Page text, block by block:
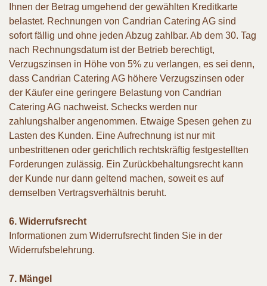
Ihnen der Betrag umgehend der gewählten Kreditkarte
belastet. Rechnungen von Candrian Catering AG sind
sofort fällig und ohne jeden Abzug zahlbar. Ab dem 30. Tag
nach Rechnungsdatum ist der Betrieb berechtigt,
Verzugszinsen in Höhe von 5% zu verlangen, es sei denn,
dass Candrian Catering AG höhere Verzugszinsen oder
der Käufer eine geringere Belastung von Candrian
Catering AG nachweist. Schecks werden nur
zahlungshalber angenommen. Etwaige Spesen gehen zu
Lasten des Kunden. Eine Aufrechnung ist nur mit
unbestrittenen oder gerichtlich rechtskräftig festgestellten
Forderungen zulässig. Ein Zurückbehaltungsrecht kann
der Kunde nur dann geltend machen, soweit es auf
demselben Vertragsverhältnis beruht.
6. Widerrufsrecht
Informationen zum Widerrufsrecht finden Sie in der
Widerrufsbelehrung.
7. Mängel